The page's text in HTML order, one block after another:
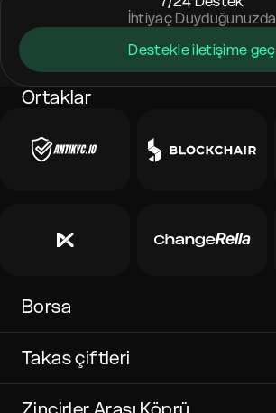
İhtiyaç Duyduğunuzda
Destekle iletişime geç
Ortaklar
Borsa
Takas çiftleri